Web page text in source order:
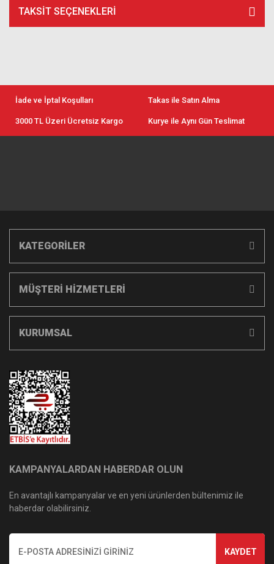
TAKSIT SEÇENEKLERI
İade ve İptal Koşulları Takas ile Satın Alma
3000 TL Üzeri Ücretsiz Kargo Kurye ile Aynı Gün Teslimat
KATEGORİLER
MÜŞTERİ HİZMETLERİ
KURUMSAL
KAMPANYALARDAN HABERDAR OLUN
En avantajlı kampanyalar ve en yeni ürünlerden bültenimiz ile
haberdar olabilirsiniz.
KAYDET